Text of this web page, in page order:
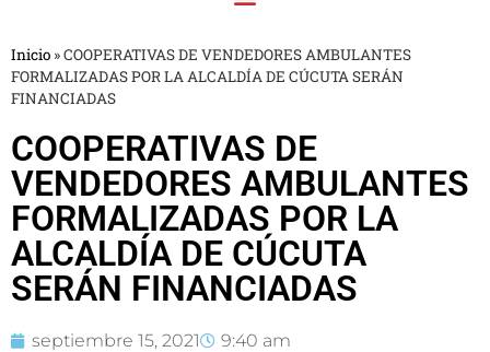
Inicio »COOPERATIVAS DE VENDEDORES AMBULANTES
FORMALIZADAS POR LA ALCALDÍA DE CÚCUTA SERÁN
FINANCIADAS
COOPERATIVAS DE
VENDEDORES AMBULANTES
FORMALIZADAS POR LA
ALCALDÍA DE CÚCUTA
SERÁN FINANCIADAS
septiembre 15, 2021 9:40 am